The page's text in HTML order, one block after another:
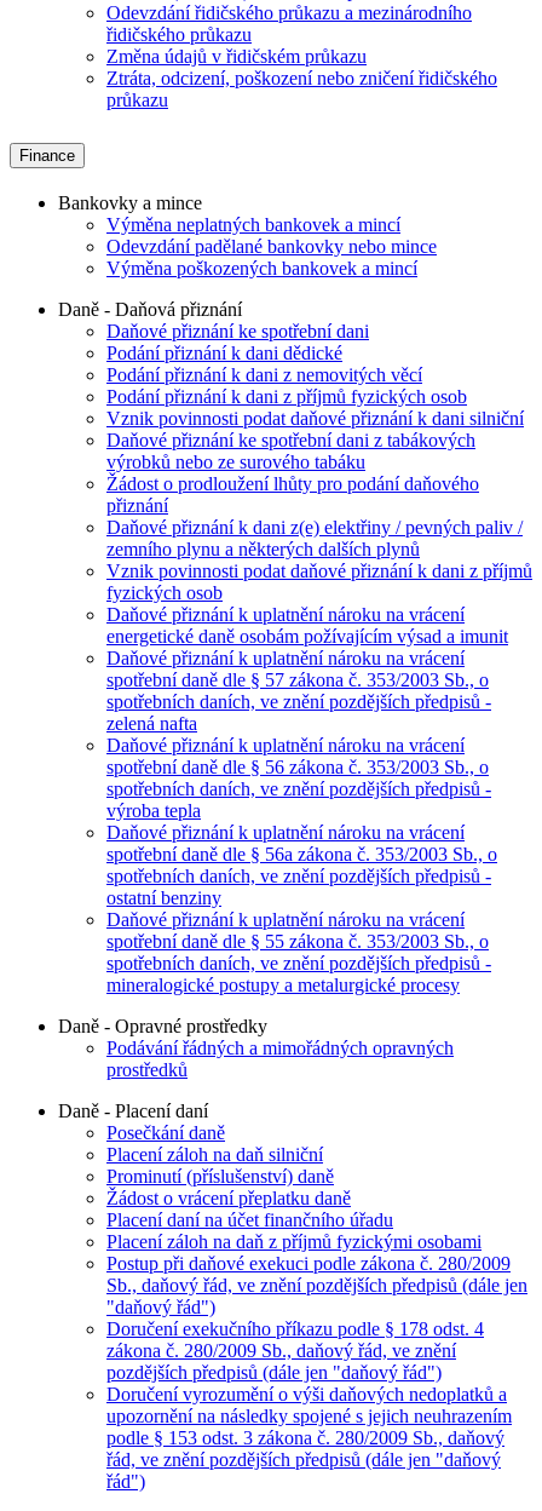
Odevzdání řidičského průkazu a mezinárodního
řidičského průkazu
Změna údajů v řidičském průkazu
Ztráta, odcizení, poškození nebo zničení řidičského
průkazu
Finance
Bankovky a mince
Výměna neplatných bankovek a mincí
Odevzdání padělané bankovky nebo mince
Výměna poškozených bankovek a mincí
Daně - Daňová přiznání
Daňové přiznání ke spotřební dani
Podání přiznání k dani dědické
Podání přiznání k dani z nemovitých věcí
Podání přiznání k dani z příjmů fyzických osob
Vznik povinnosti podat daňové přiznání k dani silniční
Daňové přiznání ke spotřební dani z tabákových
výrobků nebo ze surového tabáku
Žádost o prodloužení lhůty pro podání daňového
přiznání
Daňové přiznání k dani z(e) elektřiny / pevných paliv /
zemního plynu a některých dalších plynů
Vznik povinnosti podat daňové přiznání k dani z příjmů
fyzických osob
Daňové přiznání k uplatnění nároku na vrácení
energetické daně osobám požívajícím výsad a imunit
Daňové přiznání k uplatnění nároku na vrácení
spotřební daně dle § 57 zákona č. 353/2003 Sb., o
spotřebních daních, ve znění pozdějších předpisů -
zelená nafta
Daňové přiznání k uplatnění nároku na vrácení
spotřební daně dle § 56 zákona č. 353/2003 Sb., o
spotřebních daních, ve znění pozdějších předpisů -
výroba tepla
Daňové přiznání k uplatnění nároku na vrácení
spotřební daně dle § 56a zákona č. 353/2003 Sb., o
spotřebních daních, ve znění pozdějších předpisů -
ostatní benziny
Daňové přiznání k uplatnění nároku na vrácení
spotřební daně dle § 55 zákona č. 353/2003 Sb., o
spotřebních daních, ve znění pozdějších předpisů -
mineralogické postupy a metalurgické procesy
Daně - Opravné prostředky
Podávání řádných a mimořádných opravných
prostředků
Daně - Placení daní
Posečkání daně
Placení záloh na daň silniční
Prominutí (příslušenství) daně
Žádost o vrácení přeplatku daně
Placení daní na účet finančního úřadu
Placení záloh na daň z příjmů fyzickými osobami
Postup při daňové exekuci podle zákona č. 280/2009
Sb., daňový řád, ve znění pozdějších předpisů (dále jen
"daňový řád")
Doručení exekučního příkazu podle § 178 odst. 4
zákona č. 280/2009 Sb., daňový řád, ve znění
pozdějších předpisů (dále jen "daňový řád")
Doručení vyrozumění o výši daňových nedoplatků a
upozornění na následky spojené s jejich neuhrazením
podle § 153 odst. 3 zákona č. 280/2009 Sb., daňový
řád, ve znění pozdějších předpisů (dále jen "daňový
řád")